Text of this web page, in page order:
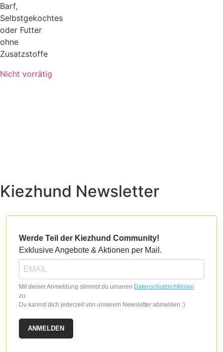
Barf,
Selbstgekochtes
oder Futter
ohne
Zusatzstoffe
Nicht vorrätig
Kiezhund Newsletter
Werde Teil der Kiezhund Community!
Exklusive Angebote & Aktionen per Mail.
Mit deiner Anmeldung stimmst du unseren Datenschutzrichtlinien
zu.
Du kannst dich jederzeit von unserem Newsletter abmelden :)
ANMELDEN